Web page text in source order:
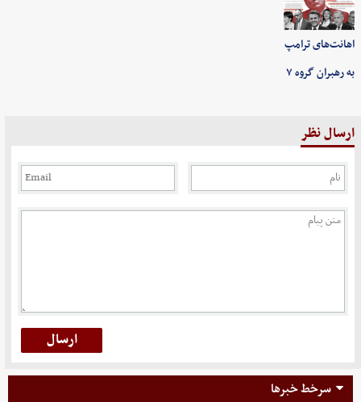
اهانت‌های ترامپ
به رهبران گروه ۷
ارسال نظر
سرخط خبرها